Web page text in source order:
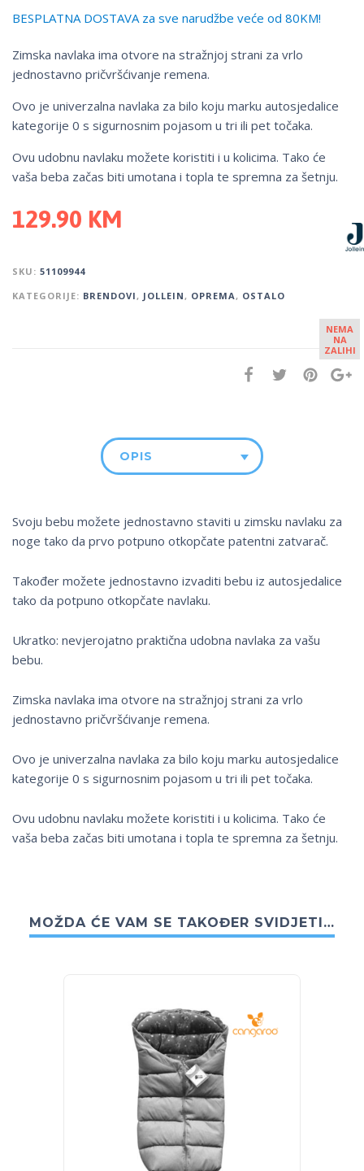
BESPLATNA DOSTAVA za sve narudžbe veće od 80KM!
Zimska navlaka ima otvore na stražnjoj strani za vrlo
jednostavno pričvršćivanje remena.
Ovo je univerzalna navlaka za bilo koju marku autosjedalice
kategorije 0 s sigurnosnim pojasom u tri ili pet točaka.
Ovu udobnu navlaku možete koristiti i u kolicima. Tako će
vaša beba začas biti umotana i topla te spremna za šetnju.
129.90 KM
SKU: 51109944
KATEGORIJE: BRENDOVI, JOLLEIN, OPREMA, OSTALO
NEMA
NA
ZALIHI
OPIS
Svoju bebu možete jednostavno staviti u zimsku navlaku za
noge tako da prvo potpuno otkopčate patentni zatvarač.
Također možete jednostavno izvaditi bebu iz autosjedalice
tako da potpuno otkopčate navlaku.
Ukratko: nevjerojatno praktična udobna navlaka za vašu
bebu.
Zimska navlaka ima otvore na stražnjoj strani za vrlo
jednostavno pričvršćivanje remena.
Ovo je univerzalna navlaka za bilo koju marku autosjedalice
kategorije 0 s sigurnosnim pojasom u tri ili pet točaka.
Ovu udobnu navlaku možete koristiti i u kolicima. Tako će
vaša beba začas biti umotana i topla te spremna za šetnju.
MOŽDA ĆE VAM SE TAKOĐER SVIDJETI…